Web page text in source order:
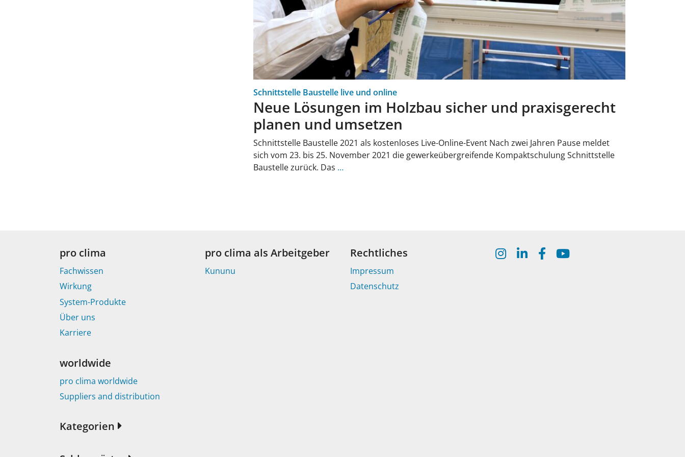
Schnittstelle Baustelle live und online
Neue Lösungen im Holzbau sicher und praxisgerecht
planen und umsetzen
Schnittstelle Baustelle 2021 als kostenloses Live-Online-Event Nach zwei Jahren Pause meldet
sich vom 23. bis 25. November 2021 die gewerkeübergreifende Kompaktschulung Schnittstelle
Baustelle zurück. Das …
pro clima
Fachwissen
Wirkung
System-Produkte
Über uns
Karriere
worldwide
pro clima worldwide
Suppliers and distribution
pro clima als Arbeitgeber
Kununu
Rechtliches
Impressum
Datenschutz
Kategorien